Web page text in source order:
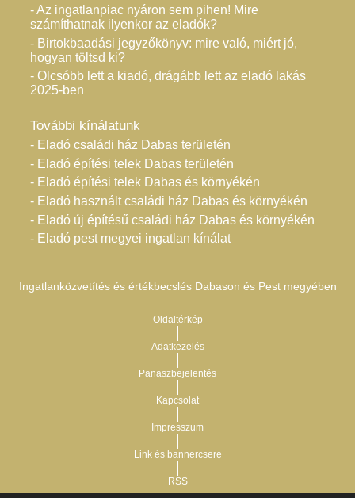
- Az ingatlanpiac nyáron sem pihen! Mire
számíthatnak ilyenkor az eladók?
- Birtokbaadási jegyzőkönyv: mire való, miért jó,
hogyan töltsd ki?
- Olcsóbb lett a kiadó, drágább lett az eladó lakás
2025-ben
További kínálatunk
- Eladó családi ház Dabas területén
- Eladó építési telek Dabas területén
- Eladó építési telek Dabas és környékén
- Eladó használt családi ház Dabas és környékén
- Eladó új építésű családi ház Dabas és környékén
- Eladó pest megyei ingatlan kínálat
Ingatlanközvetítés és értékbecslés Dabason és Pest megyében
Oldaltérkép
Adatkezelés
Panaszbejelentés
Kapcsolat
Impresszum
Link és bannercsere
RSS